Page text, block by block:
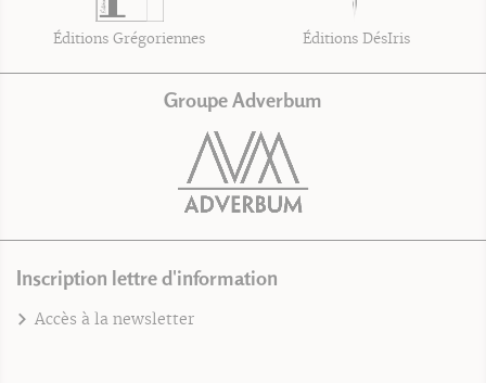
Éditions Grégoriennes Éditions DésIris
Groupe Adverbum
Inscription lettre d'information
Accès à la newsletter